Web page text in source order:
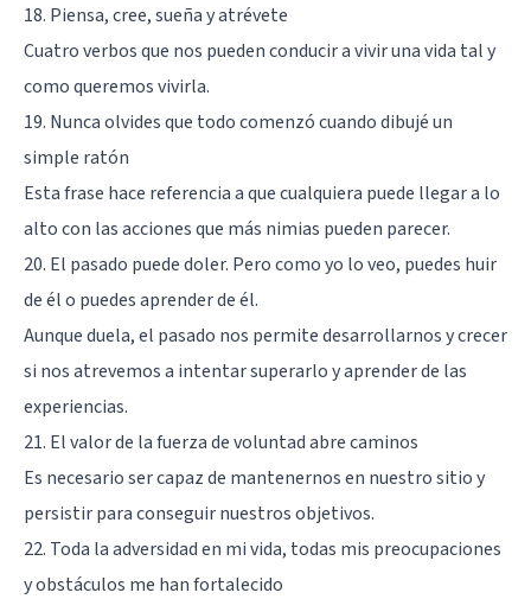
18. Piensa, cree, sueña y atrévete
Cuatro verbos que nos pueden conducir a vivir una vida tal y
como queremos vivirla.
19. Nunca olvides que todo comenzó cuando dibujé un
simple ratón
Esta frase hace referencia a que cualquiera puede llegar a lo
alto con las acciones que más nimias pueden parecer.
20. El pasado puede doler. Pero como yo lo veo, puedes huir
de él o puedes aprender de él.
Aunque duela, el pasado nos permite desarrollarnos y crecer
si nos atrevemos a intentar superarlo y aprender de las
experiencias.
21. El valor de la fuerza de voluntad abre caminos
Es necesario ser capaz de mantenernos en nuestro sitio y
persistir para conseguir nuestros objetivos.
22. Toda la adversidad en mi vida, todas mis preocupaciones
y obstáculos me han fortalecido